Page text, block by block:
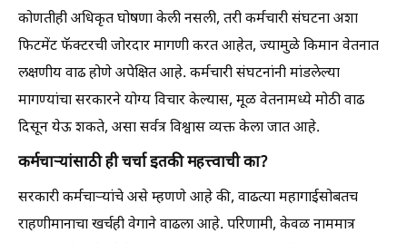
कोणतीही अधिकृत घोषणा केली नसली, तरी कर्मचारी संघटना अशा
फिटमेंट फॅक्टरची जोरदार मागणी करत आहेत, ज्यामुळे किमान वेतनात
लक्षणीय वाढ होणे अपेक्षित आहे. कर्मचारी संघटनांनी मांडलेल्या
मागण्यांचा सरकारने योग्य विचार केल्यास, मूळ वेतनामध्ये मोठी वाढ
दिसून येऊ शकते, असा सर्वत्र विश्वास व्यक्त केला जात आहे.
कर्मचाऱ्यांसाठी ही चर्चा इतकी महत्त्वाची का?
सरकारी कर्मचाऱ्यांचे असे म्हणणे आहे की, वाढत्या महागाईसोबतच
राहणीमानाचा खर्चही वेगाने वाढला आहे. परिणामी, केवळ नाममात्र